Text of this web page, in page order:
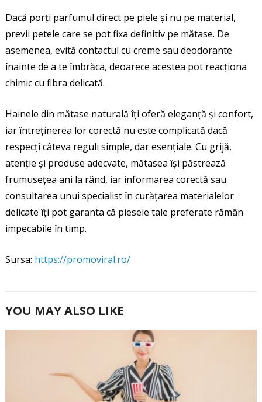
Dacă porți parfumul direct pe piele și nu pe material,
previi petele care se pot fixa definitiv pe mătase. De
asemenea, evită contactul cu creme sau deodorante
înainte de a te îmbrăca, deoarece acestea pot reacționa
chimic cu fibra delicată.
Hainele din mătase naturală îți oferă eleganță și confort,
iar întreținerea lor corectă nu este complicată dacă
respecți câteva reguli simple, dar esențiale. Cu grijă,
atenție și produse adecvate, mătasea își păstrează
frumusețea ani la rând, iar informarea corectă sau
consultarea unui specialist în curățarea materialelor
delicate îți pot garanta că piesele tale preferate rămân
impecabile în timp.
Sursa: https://promoviral.ro/
YOU MAY ALSO LIKE